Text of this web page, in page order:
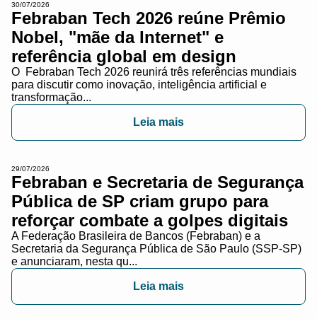
30/07/2026
Febraban Tech 2026 reúne Prêmio
Nobel, "mãe da Internet" e
referência global em design
O Febraban Tech 2026 reunirá três referências mundiais
para discutir como inovação, inteligência artificial e
transformação...
Leia mais
29/07/2026
Febraban e Secretaria de Segurança
Pública de SP criam grupo para
reforçar combate a golpes digitais
A Federação Brasileira de Bancos (Febraban) e a
Secretaria da Segurança Pública de São Paulo (SSP-SP)
e anunciaram, nesta qu...
Leia mais